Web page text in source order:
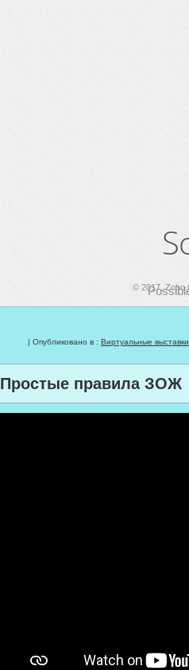
| Опубликовано в : Виртуальные выставки
Простые правила ЗОЖ